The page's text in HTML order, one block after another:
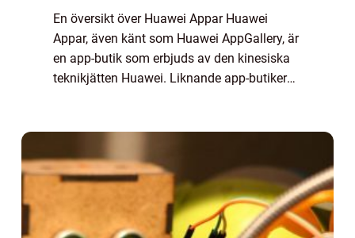
En översikt över Huawei Appar Huawei
Appar, även känt som Huawei AppGallery, är
en app-butik som erbjuds av den kinesiska
teknikjätten Huawei. Liknande app-butiker